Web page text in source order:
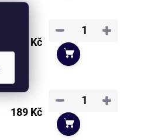
189 Kč
+
−
Do košíku
189 Kč
+
−
Do košíku